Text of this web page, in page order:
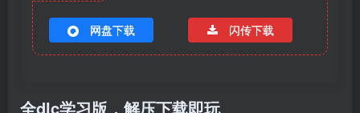
网盘下载 闪传下载
全dlc学习版，解压下载即玩